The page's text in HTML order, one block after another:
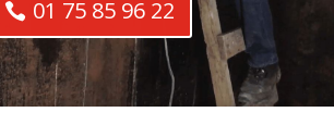
01 75 85 96 22